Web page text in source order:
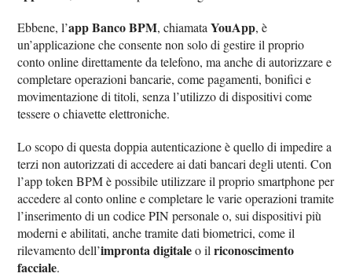
Ebbene, l’app Banco BPM, chiamataYouApp, è
un’applicazione che consente non solo di gestire il proprio
conto online direttamente da telefono, ma anche di autorizzare e
completare operazioni bancarie, come pagamenti, bonifici e
movimentazione di titoli, senza l’utilizzo di dispositivi come
tessere o chiavette elettroniche.
Lo scopo di questa doppia autenticazione è quello di impedire a
terzi non autorizzati di accedere ai dati bancari degli utenti. Con
l’app token BPM è possibile utilizzare il proprio smartphone per
accedere al conto online e completare le varie operazioni tramite
l’inserimento di un codice PIN personale o, sui dispositivi più
moderni e abilitati, anche tramite dati biometrici, come il
rilevamento dell’impronta digitaleo ilriconoscimento
facciale.